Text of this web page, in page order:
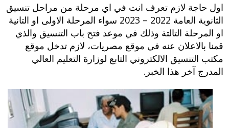
اول حاجة لازم تعرف انت في اي مرحلة من مراحل تنسيق
الثانوية العامة 2022 – 2023 سواء المرحلة الاولى او التانية
او المرحلة التالتة وذلك في موعد فتح باب التنسيق والذي
قمنا بالاعلان عنه في موقع مصريات، لازم تدخل موقع
مكتب التنسيق الالكتروني التابع لوزارة التعليم العالي
المدرج آخر هذا الخبر.